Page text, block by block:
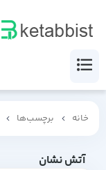
خانه برچسب‌ها
آتش نشان